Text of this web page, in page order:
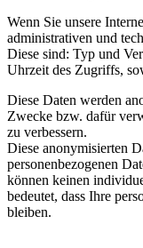
Wenn Sie unsere
administrativen und
Diese sind: Typ und
Uhrzeit des Zugriffs,
Diese Daten werden
Zwecke bzw. dafür
zu verbessern.
Diese anonymisierten
personenbezogenen
können keinen
bedeutet, dass Ihre
bleiben.